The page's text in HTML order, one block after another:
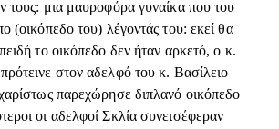
τους: μια μαυροφόρα γυναίκα που του
(οικόπεδο του) λέγοντάς του: εκεί θα
το οικόπεδο δεν ήταν αρκετό, ο κ.
στον αδελφό του κ. Βασίλειο
παρεχώρησε διπλανό οικόπεδο
οι αδελφοί Σκλία συνεισέφεραν